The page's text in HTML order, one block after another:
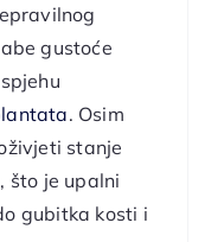
gustoće
. Osim
stanje
što je upalni
gubitka kosti i